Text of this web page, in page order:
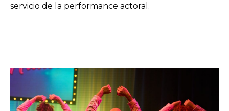
servicio de la performance actoral.